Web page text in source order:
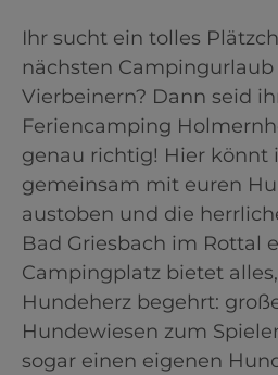
Ihr sucht ein tolles
nächsten
Vierbeinern? Dann seid
Feriencamping
genau richtig! Hier könnt
gemeinsam mit euren
austoben und die
Bad Griesbach im Rottal
Campingplatz bietet
Hundeherz begehrt:
Hundewiesen zum
sogar einen eigenen